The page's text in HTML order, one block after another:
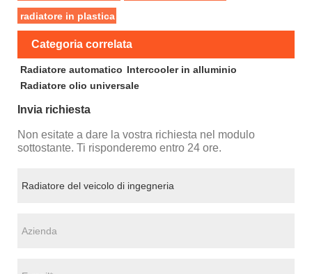
radiatore in plastica
Categoria correlata
Radiatore automatico Intercooler in alluminio
Radiatore olio universale
Invia richiesta
Non esitate a dare la vostra richiesta nel modulo
sottostante. Ti risponderemo entro 24 ore.